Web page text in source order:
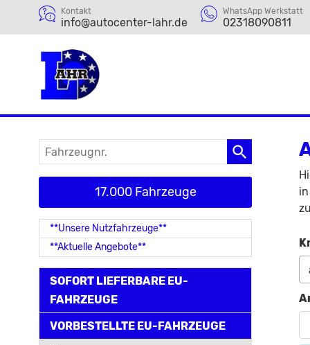
Kontakt
info@autocenter-lahr.de
WhatsApp Werkstatt
02318090811
Fahrzeugnr.
17.000 Fahrzeuge
**Unsere Nutzfahrzeuge**
**Aktuelle Angebote**
SOFORT LIEFERBARE EU-
FAHRZEUGE
VORBESTELLTE EU-FAHRZEUGE